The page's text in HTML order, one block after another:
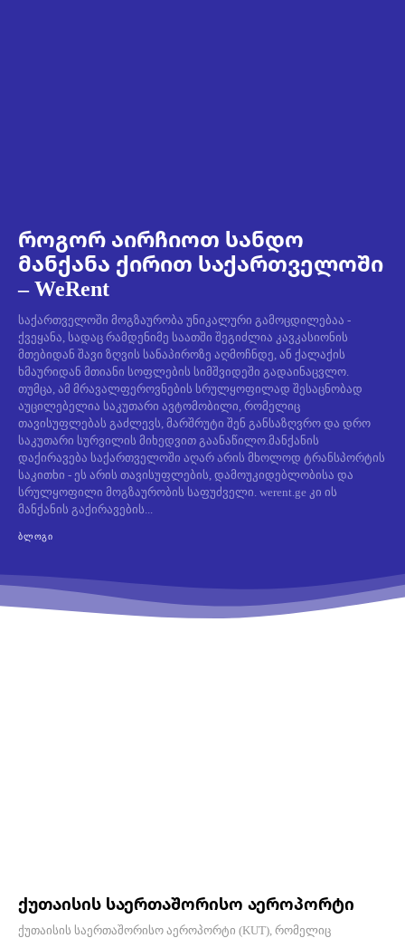
როგორ აირჩიოთ სანდო
მანქანა ქირით საქართველოში
– WeRent
საქართველოში მოგზაურობა უნიკალური გამოცდილებაა -
ქვეყანა, სადაც რამდენიმე საათში შეგიძლია კავკასიონის
მთებიდან შავი ზღვის სანაპიროზე აღმოჩნდე, ან ქალაქის
ხმაურიდან მთიანი სოფლების სიმშვიდეში გადაინაცვლო.
თუმცა, ამ მრავალფეროვნების სრულყოფილად შესაცნობად
აუცილებელია საკუთარი ავტომობილი, რომელიც
თავისუფლებას გაძლევს, მარშრუტი შენ განსაზღვრო და დრო
საკუთარი სურვილის მიხედვით გაანაწილო.მანქანის
დაქირავება საქართველოში აღარ არის მხოლოდ ტრანსპორტის
საკითხი - ეს არის თავისუფლების, დამოუკიდებლობისა და
სრულყოფილი მოგზაურობის საფუძველი. werent.ge კი ის
მანქანის გაქირავების...
ᲑᲚᲝᲒᲘ
ქუთაისის საერთაშორისო აეროპორტი
ქუთაისის საერთაშორისო აეროპორტი (KUT), რომელიც